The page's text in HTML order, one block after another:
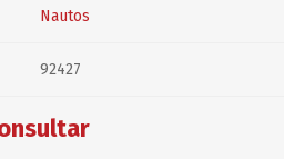
Nautos
92427